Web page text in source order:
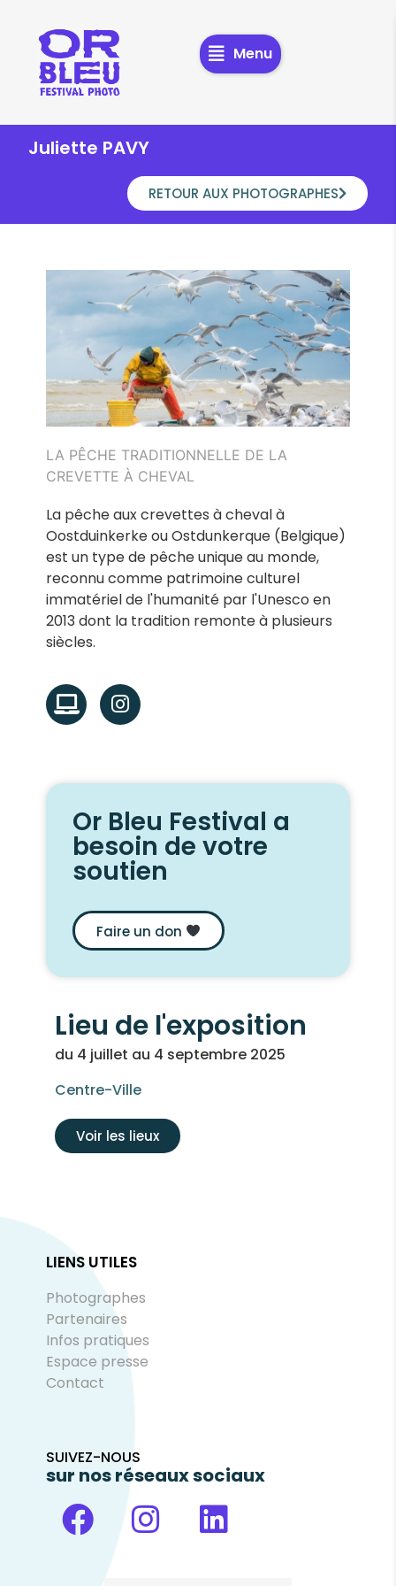
Menu
Juliette PAVY
RETOUR AUX PHOTOGRAPHES
LA PÊCHE TRADITIONNELLE DE LA
CREVETTE À CHEVAL
La pêche aux crevettes à cheval à
Oostduinkerke ou Ostdunkerque (Belgique)
est un type de pêche unique au monde,
reconnu comme patrimoine culturel
immatériel de l'humanité par l'Unesco en
2013 dont la tradition remonte à plusieurs
siècles.
Or Bleu Festival a
besoin de votre
soutien
Faire un don
Lieu de l'exposition
du 4 juillet au 4 septembre 2025
Centre-Ville
Voir les lieux
LIENS UTILES
Photographes
Partenaires
Infos pratiques
Espace presse
Contact
SUIVEZ-NOUS
sur nos réseaux sociaux